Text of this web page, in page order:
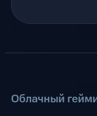
Облачный